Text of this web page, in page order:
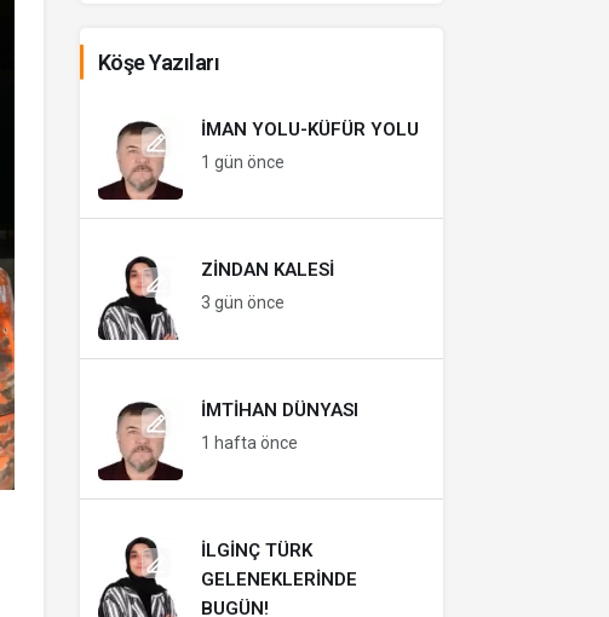
Köşe Yazıları
İMAN YOLU-KÜFÜR YOLU
1 gün önce
ZINDAN KALESI
3 gün önce
İMTIHAN DÜNYASI
1 hafta önce
İLGINÇ TÜRK
GELENEKLERINDE
BUGÜN!